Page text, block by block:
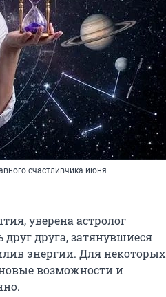
счастливчика июня
уверена астролог
друга, затянувшиеся
энергии. Для некоторых
возможности и